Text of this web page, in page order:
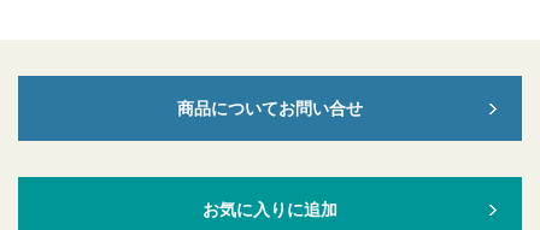
商品についてお問い合せ
お気に入りに追加